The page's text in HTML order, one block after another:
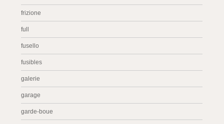
frizione
full
fusello
fusibles
galerie
garage
garde-boue